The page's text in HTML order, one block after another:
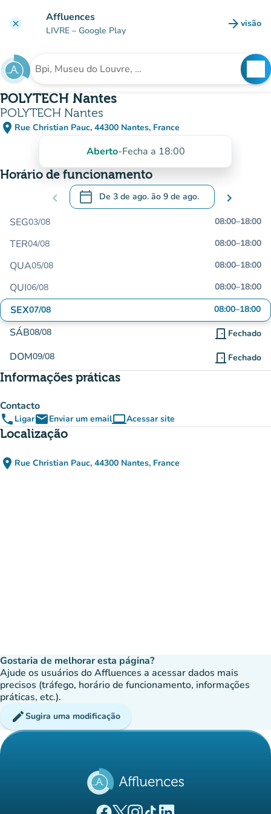
clear Affluences
LIVRE – Google Play arrow_forward visão
(novo
Procura uma instituição
POLYTECH Nantes
POLYTECH Nantes
place Rue Christian Pauc, 44300 Nantes, France
(abrir no Google Maps)
(novo separador)
Aberto-Fecha a 18:00
Horário de funcionamento
chevron_left calendar_today De 3 de ago. ão 9 de ago.
.Abra o calendário para alterar as datas
chevron_right
SEG03/08 08:00–18:00
TER04/08 08:00–18:00
QUA05/08 08:00–18:00
QUI06/08 08:00–18:00
SEX07/08 08:00–18:00
SÁB08/08 door_front Fechado
DOM09/08 door_front Fechado
Informações práticas
Contacto
phone LigaremailEnviar um emailcomputerAcessar site
(novo separador)
Localização
place Rue Christian Pauc, 44300 Nantes, France
(abrir no Google Maps)
(novo separador)
Gostaria de melhorar esta página?
Ajude os usuários do Affluences a acessar dados mais
precisos (tráfego, horário de funcionamento, informações
práticas, etc.).
editSugira uma modificação
(novo separador)
(novo separador)
(novo separador)
(novo separador)